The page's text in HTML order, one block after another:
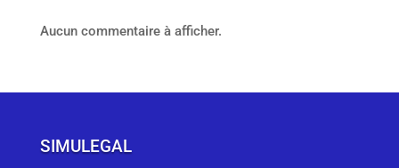
Aucun commentaire à afficher.
SIMULEGAL